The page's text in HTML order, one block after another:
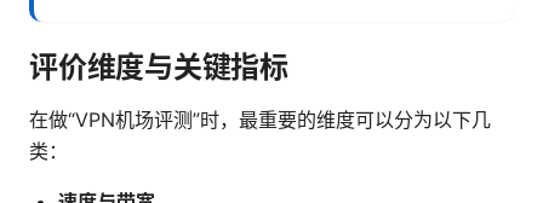
评价维度与关键指标
在做“VPN机场评测”时，最重要的维度可以分为以下几
类：